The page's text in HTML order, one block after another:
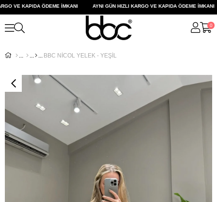
VE KAPIDA ÖDEME İMKANI AYNI GÜN HIZLI KARGO VE KAPIDA ÖDEME İMKANI
0
BBC NİCOL YELEK - YEŞİL